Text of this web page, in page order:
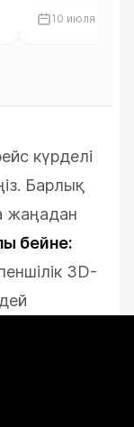
превратились
10 июля 2025 г.
күрделі
Барлық
жаңадан
бейне:
3D-